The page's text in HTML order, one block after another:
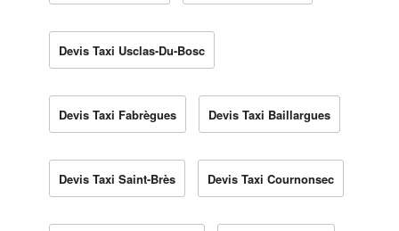
Devis Taxi Usclas-Du-Bosc
Devis Taxi Fabrègues Devis Taxi Baillargues
Devis Taxi Saint-Brès Devis Taxi Cournonsec